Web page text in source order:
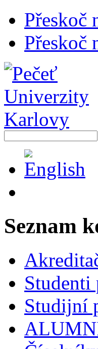
Přeskoč
Přeskoč
Seznam
Studenti
Studijní